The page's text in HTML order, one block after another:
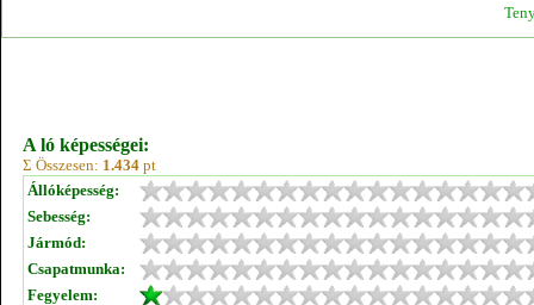
A ló képességei:
Σ Összesen: 1.434 pt
Állóképesség:
Sebesség:
Jármód:
Csapatmunka:
Fegyelem: